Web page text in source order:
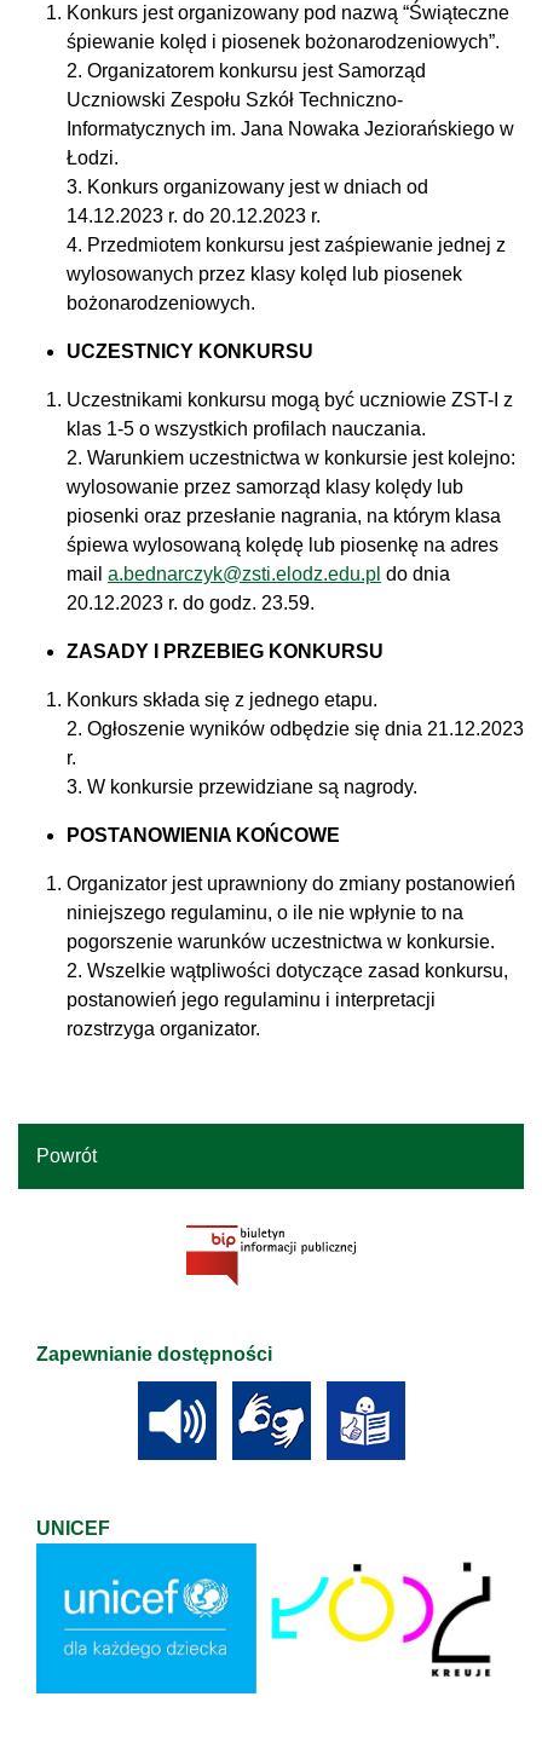
Konkurs jest organizowany pod nazwą “Świąteczne
śpiewanie kolęd i piosenek bożonarodzeniowych”.
2. Organizatorem konkursu jest Samorząd
Uczniowski Zespołu Szkół Techniczno-
Informatycznych im. Jana Nowaka Jeziorańskiego w
Łodzi.
3. Konkurs organizowany jest w dniach od
14.12.2023 r. do 20.12.2023 r.
4. Przedmiotem konkursu jest zaśpiewanie jednej z
wylosowanych przez klasy kolęd lub piosenek
bożonarodzeniowych.
UCZESTNICY KONKURSU
Uczestnikami konkursu mogą być uczniowie ZST-I z
klas 1-5 o wszystkich profilach nauczania.
2. Warunkiem uczestnictwa w konkursie jest kolejno:
wylosowanie przez samorząd klasy kolędy lub
piosenki oraz przesłanie nagrania, na którym klasa
śpiewa wylosowaną kolędę lub piosenkę na adres
mail a.bednarczyk@zsti.elodz.edu.pl do dnia
20.12.2023 r. do godz. 23.59.
ZASADY I PRZEBIEG KONKURSU
Konkurs składa się z jednego etapu.
2. Ogłoszenie wyników odbędzie się dnia 21.12.2023
r.
3. W konkursie przewidziane są nagrody.
POSTANOWIENIA KOŃCOWE
Organizator jest uprawniony do zmiany postanowień
niniejszego regulaminu, o ile nie wpłynie to na
pogorszenie warunków uczestnictwa w konkursie.
2. Wszelkie wątpliwości dotyczące zasad konkursu,
postanowień jego regulaminu i interpretacji
rozstrzyga organizator.
Powrót
Zapewnianie dostępności
UNICEF